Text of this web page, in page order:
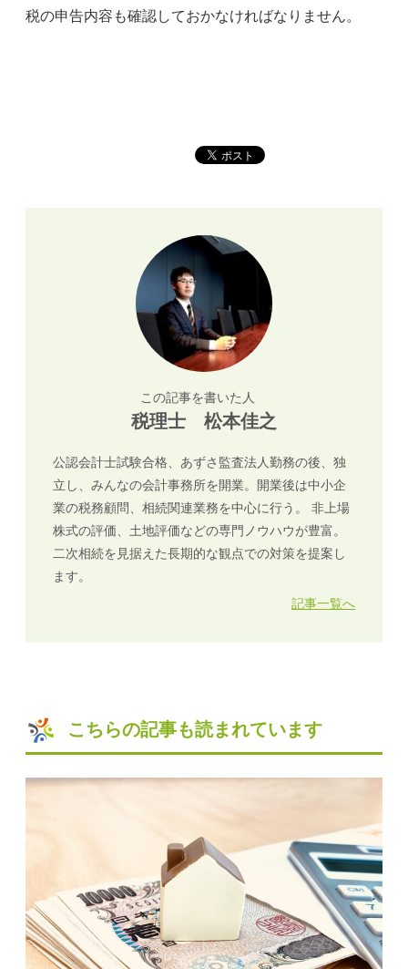
税の申告内容も確認しておかなければなりません。
この記事を書いた人
税理士 松本佳之
公認会計士試験合格、あずさ監査法人勤務の後、独
立し、みんなの会計事務所を開業。開業後は中小企
業の税務顧問、相続関連業務を中心に行う。 非上場
株式の評価、土地評価などの専門ノウハウが豊富。
二次相続を見据えた長期的な観点での対策を提案し
ます。
記事一覧へ
こちらの記事も読まれています